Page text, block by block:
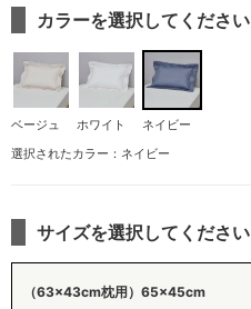
カラーを選択してください
ベージュ ホワイト
ネイビー
選択されたカラー：ネイビー
サイズを選択してください
（63×43cm枕用）65×45cm